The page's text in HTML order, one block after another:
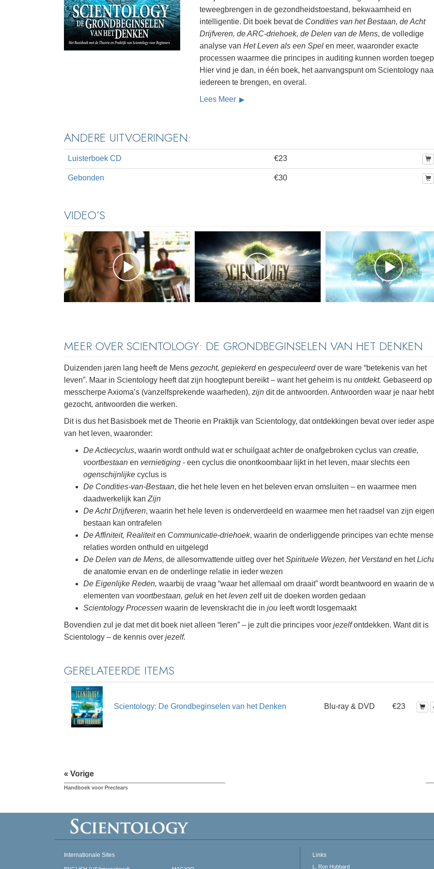
teweegbrengen in de gezondheidstoestand, bekwaamheid en
intelligentie. Dit boek bevat de Condities van het Bestaan, de Acht
Drijfveren, de ARC-driehoek, de Delen van de Mens, de volledige
analyse van Het Leven als een Spel en meer, waaronder exacte
processen waarmee die principes in auditing kunnen worden
Hier vind je dan, in één boek, het aanvangspunt om Scientology
iedereen te brengen, en overal.
Lees Meer
ANDERE UITVOERINGEN:
Luisterboek CD €23
Gebonden €30
VIDEO’S
MEER OVER SCIENTOLOGY: DE GRONDBEGINSELEN VAN HET DENKEN
Duizenden jaren lang heeft de Mens gezocht, gepiekerden gespeculeerdover de ware “betekenis van het
leven”. Maar in Scientology heeft dat zijn hoogtepunt bereikt – want het geheim is nu ontdekt. Gebaseerd op
messcherpe Axioma’s (vanzelfsprekende waarheden), zijn dit de antwoorden. Antwoorden waar je naar hebt
gezocht, antwoorden die werken.
Dit is dus het Basisboek met de Theorie en Praktijk van Scientology, dat ontdekkingen bevat over ieder
van het leven, waaronder:
De Actiecyclus, waarin wordt onthuld wat er schuilgaat achter de onafgebroken cyclus van creatie,
voortbestaan en vernietiging - een cyclus die onontkoombaar lijkt in het leven, maar slechts een
ogenschijnlijke cyclus is
De Condities-van-Bestaan, die het hele leven en het beleven ervan omsluiten – en waarmee men
daadwerkelijk kan Zijn
De Acht Drijfveren, waarin het hele leven is onderverdeeld en waarmee men het raadsel van zijn eigen
bestaan kan ontrafelen
De Affiniteit, Realiteiten Communicatie-driehoek, waarin de onderliggende principes van echte
relaties worden onthuld en uitgelegd
De Delen van de Mens, de allesomvattende uitleg over hetSpirituele Wezen, het Verstanden het
de anatomie ervan en de onderlinge relatie in ieder wezen
De Eigenlijke Reden, waarbij de vraag “waar het allemaal om draait” wordt beantwoord en waarin de
elementen van voortbestaan, geluken hetleven zelf uit de doeken worden gedaan
Scientology Processen waarin de levenskracht die in jou leeft wordt losgemaakt
Bovendien zul je dat met dit boek niet alleen “leren” – je zult die principes voor jezelfontdekken. Want dit is
Scientology – de kennis over jezelf.
GERELATEERDE ITEMS
Scientology: De Grondbeginselen van het Denken Blu-ray & DVD €23
« Vorige
Handboek voor Preclears
Internationale Sites Links
L. Ron Hubbard